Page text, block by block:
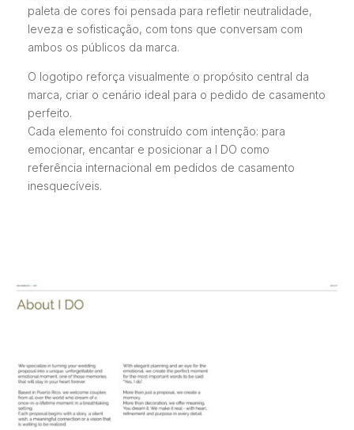
paleta de cores foi pensada para refletir neutralidade,
leveza e sofisticação, com tons que conversam com
ambos os públicos da marca.
O logotipo reforça visualmente o propósito central da
marca, criar o cenário ideal para o pedido de casamento
perfeito.
Cada elemento foi construído com intenção: para
emocionar, encantar e posicionar a I DO como
referência internacional em pedidos de casamento
inesquecíveis.